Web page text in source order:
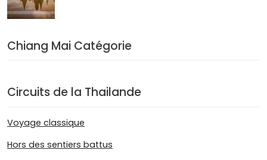
Chiang Mai Catégorie
Circuits de la Thailande
Voyage classique
Hors des sentiers battus